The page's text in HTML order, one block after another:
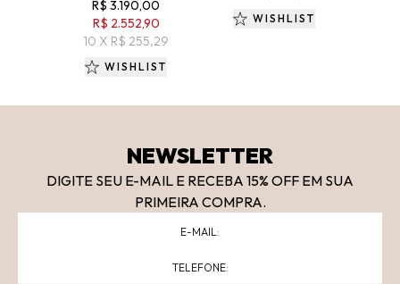
R$ 3.190,00
R$ 2.552,90
10 X R$ 255,29
WISHLIST
WISHLIST
NEWSLETTER
DIGITE SEU E-MAIL E RECEBA 15% OFF EM SUA
PRIMEIRA COMPRA.